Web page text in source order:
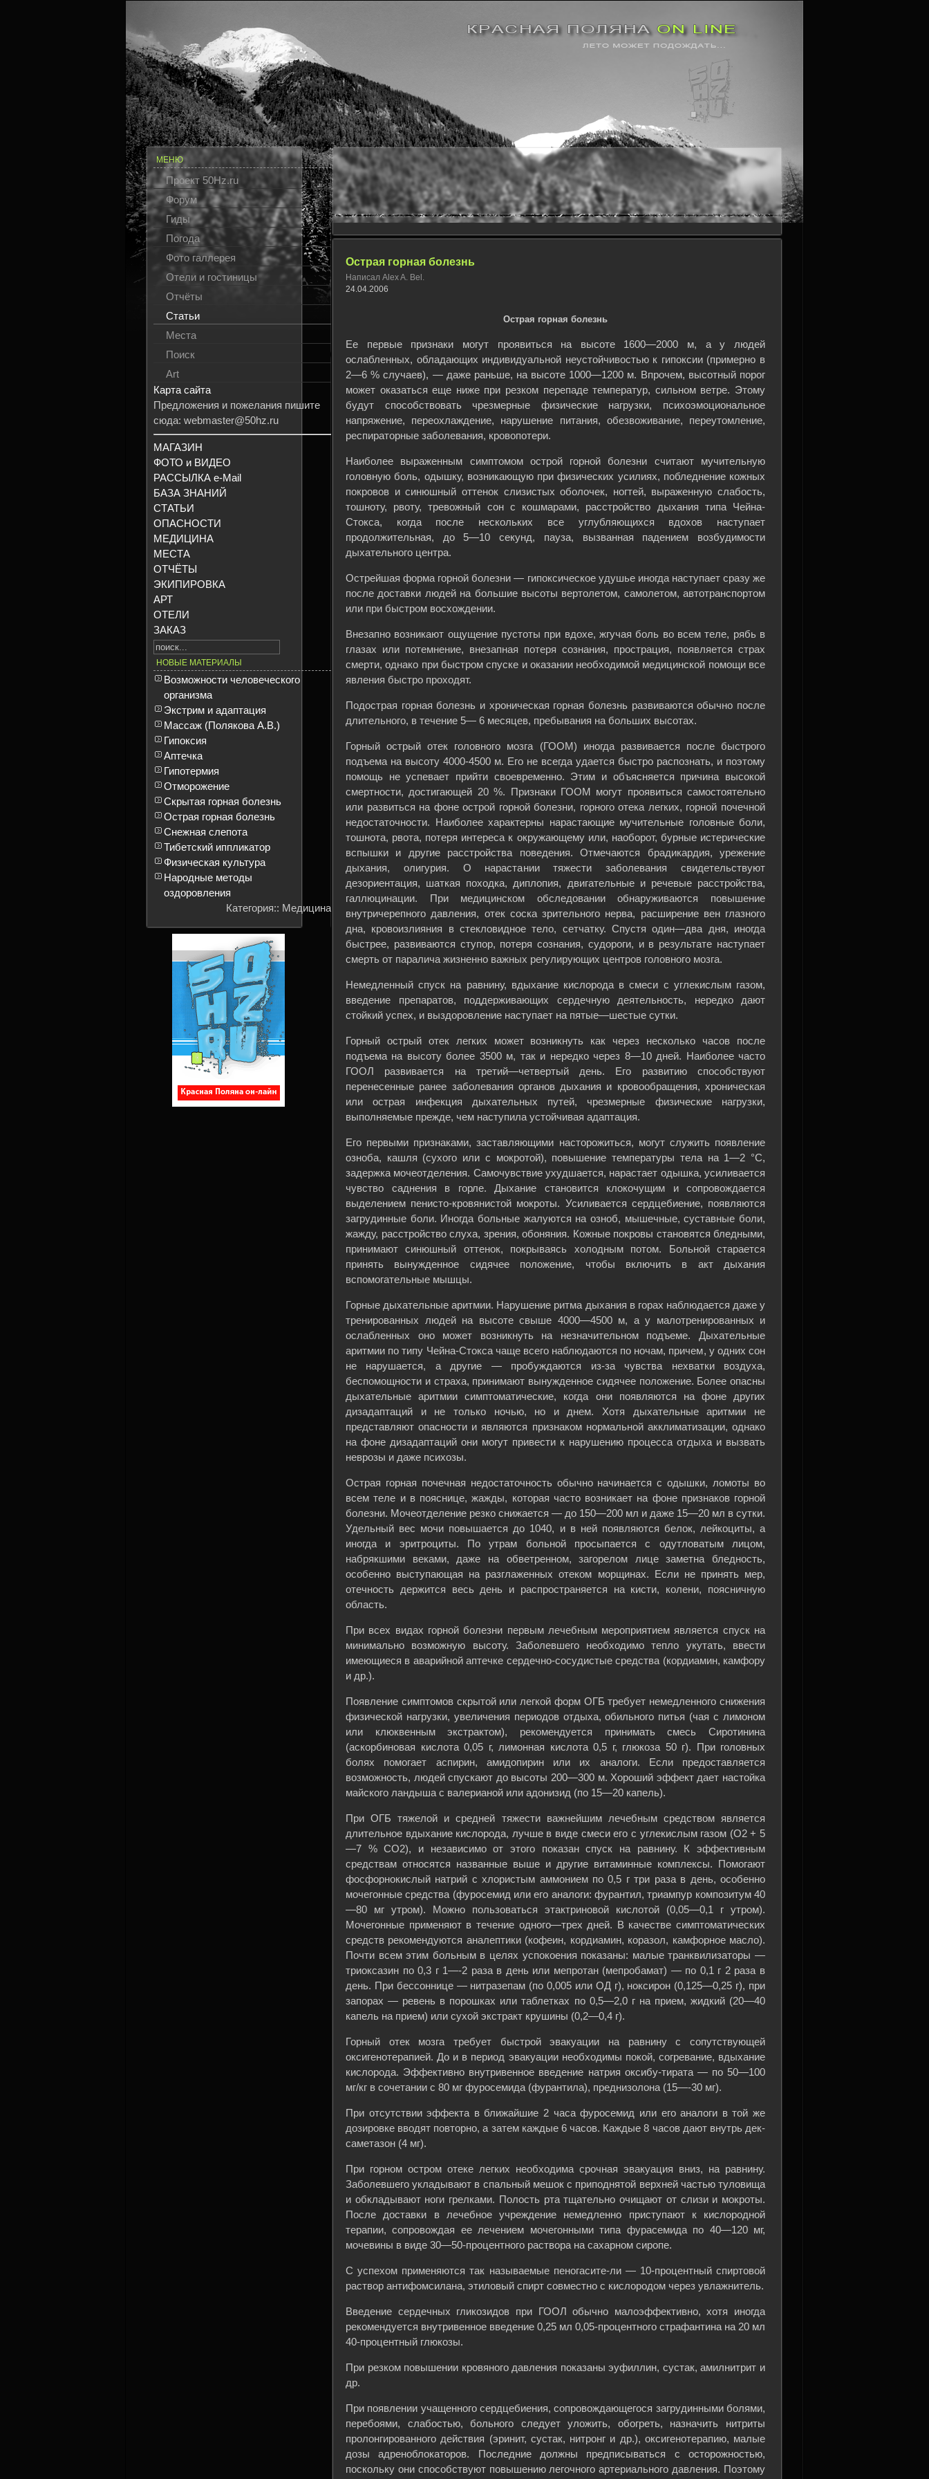
МЕНЮ
Проект 50Hz.ru
Форум
Гиды
Погода
Фото галлерея
Отели и гостиницы
Отчёты
Статьи
Места
Поиск
Art
Карта сайта
Предложения и пожелания пишите
сюда: webmaster@50hz.ru
МАГАЗИН
ФОТО и ВИДЕО
РАССЫЛКА e-Mail
БАЗА ЗНАНИЙ
СТАТЬИ
ОПАСНОСТИ
МЕДИЦИНА
МЕСТА
ОТЧЁТЫ
ЭКИПИРОВКА
АРТ
ОТЕЛИ
ЗАКАЗ
НОВЫЕ МАТЕРИАЛЫ
Возможности человеческого
организма
Экстрим и адаптация
Массаж (Полякова А.В.)
Гипоксия
Аптечка
Гипотермия
Отморожение
Скрытая горная болезнь
Острая горная болезнь
Снежная слепота
Тибетский иппликатор
Физическая культура
Народные методы
оздоровления
Категория:: Медицина
Острая горная болезнь
Написал Alex A. Bel.
24.04.2006
Острая горная болезнь
Ее первые признаки могут проявиться на высоте 1600—2000 м, а у людей
ослабленных, обладающих индивидуальной неустойчивостью к гипоксии (примерно в
2—6 % случаев), — даже раньше, на высоте 1000—1200 м. Впрочем, высотный порог
может оказаться еще ниже при резком перепаде температур, сильном ветре. Этому
будут способствовать чрезмерные физические нагрузки, психоэмоциональное
напряжение, переохлаждение, нарушение питания, обезвоживание, переутомление,
респираторные заболевания, кровопотери.
Наиболее выраженным симптомом острой горной болезни считают мучительную
головную боль, одышку, возникающую при физических усилиях, побледнение кожных
покровов и синюшный оттенок слизистых оболочек, ногтей, выраженную слабость,
тошноту, рвоту, тревожный сон с кошмарами, расстройство дыхания типа Чейна-
Стокса, когда после нескольких все углубляющихся вдохов наступает
продолжительная, до 5—10 секунд, пауза, вызванная падением возбудимости
дыхательного центра.
Острейшая форма горной болезни — гипоксическое удушье иногда наступает сразу же
после доставки людей на большие высоты вертолетом, самолетом, автотранспортом
или при быстром восхождении.
Внезапно возникают ощущение пустоты при вдохе, жгучая боль во всем теле, рябь в
глазах или потемнение, внезапная потеря сознания, прострация, появляется страх
смерти, однако при быстром спуске и оказании необходимой медицинской помощи все
явления быстро проходят.
Подострая горная болезнь и хроническая горная болезнь развиваются обычно после
длительного, в течение 5— 6 месяцев, пребывания на больших высотах.
Горный острый отек головного мозга (ГООМ) иногда развивается после быстрого
подъема на высоту 4000-4500 м. Его не всегда удается быстро распознать, и поэтому
помощь не успевает прийти своевременно. Этим и объясняется причина высокой
смертности, достигающей 20 %. Признаки ГООМ могут проявиться самостоятельно
или развиться на фоне острой горной болезни, горного отека легких, горной почечной
недостаточности. Наиболее характерны нарастающие мучительные головные боли,
тошнота, рвота, потеря интереса к окружающему или, наоборот, бурные истерические
вспышки и другие расстройства поведения. Отмечаются брадикардия, урежение
дыхания, олигурия. О нарастании тяжести заболевания свидетельствуют
дезориентация, шаткая походка, диплопия, двигательные и речевые расстройства,
галлюцинации. При медицинском обследовании обнаруживаются повышение
внутричерепного давления, отек соска зрительного нерва, расширение вен глазного
дна, кровоизлияния в стекловидное тело, сетчатку. Спустя один—два дня, иногда
быстрее, развиваются ступор, потеря сознания, судороги, и в результате наступает
смерть от паралича жизненно важных регулирующих центров головного мозга.
Немедленный спуск на равнину, вдыхание кислорода в смеси с углекислым газом,
введение препаратов, поддерживающих сердечную деятельность, нередко дают
стойкий успех, и выздоровление наступает на пятые—шестые сутки.
Горный острый отек легких может возникнуть как через несколько часов после
подъема на высоту более 3500 м, так и нередко через 8—10 дней. Наиболее часто
ГООЛ развивается на третий—четвертый день. Его развитию способствуют
перенесенные ранее заболевания органов дыхания и кровообращения, хроническая
или острая инфекция дыхательных путей, чрезмерные физические нагрузки,
выполняемые прежде, чем наступила устойчивая адаптация.
Его первыми признаками, заставляющими насторожиться, могут служить появление
озноба, кашля (сухого или с мокротой), повышение температуры тела на 1—2 °С,
задержка мочеотделения. Самочувствие ухудшается, нарастает одышка, усиливается
чувство саднения в горле. Дыхание становится клокочущим и сопровождается
выделением пенисто-кровянистой мокроты. Усиливается сердцебиение, появляются
загрудинные боли. Иногда больные жалуются на озноб, мышечные, суставные боли,
жажду, расстройство слуха, зрения, обоняния. Кожные покровы становятся бледными,
принимают синюшный оттенок, покрываясь холодным потом. Больной старается
принять вынужденное сидячее положение, чтобы включить в акт дыхания
вспомогательные мышцы.
Горные дыхательные аритмии. Нарушение ритма дыхания в горах наблюдается даже у
тренированных людей на высоте свыше 4000—4500 м, а у малотренированных и
ослабленных оно может возникнуть на незначительном подъеме. Дыхательные
аритмии по типу Чейна-Стокса чаще всего наблюдаются по ночам, причем, у одних сон
не нарушается, а другие — пробуждаются из-за чувства нехватки воздуха,
беспомощности и страха, принимают вынужденное сидячее положение. Более опасны
дыхательные аритмии симптоматические, когда они появляются на фоне других
дизадаптаций и не только ночью, но и днем. Хотя дыхательные аритмии не
представляют опасности и являются признаком нормальной акклиматизации, однако
на фоне дизадаптаций они могут привести к нарушению процесса отдыха и вызвать
неврозы и даже психозы.
Острая горная почечная недостаточность обычно начинается с одышки, ломоты во
всем теле и в пояснице, жажды, которая часто возникает на фоне признаков горной
болезни. Мочеотделение резко снижается — до 150—200 мл и даже 15—20 мл в сутки.
Удельный вес мочи повышается до 1040, и в ней появляются белок, лейкоциты, а
иногда и эритроциты. По утрам больной просыпается с одутловатым лицом,
набрякшими веками, даже на обветренном, загорелом лице заметна бледность,
особенно выступающая на разглаженных отеком морщинах. Если не принять мер,
отечность держится весь день и распространяется на кисти, колени, поясничную
область.
При всех видах горной болезни первым лечебным мероприятием является спуск на
минимально возможную высоту. Заболевшего необходимо тепло укутать, ввести
имеющиеся в аварийной аптечке сердечно-сосудистые средства (кордиамин, камфору
и др.).
Появление симптомов скрытой или легкой форм ОГБ требует немедленного снижения
физической нагрузки, увеличения периодов отдыха, обильного питья (чая с лимоном
или клюквенным экстрактом), рекомендуется принимать смесь Сиротинина
(аскорбиновая кислота 0,05 г, лимонная кислота 0,5 г, глюкоза 50 г). При головных
болях помогает аспирин, амидопирин или их аналоги. Если предоставляется
возможность, людей спускают до высоты 200—300 м. Хороший эффект дает настойка
майского ландыша с валерианой или адонизид (по 15—20 капель).
При ОГБ тяжелой и средней тяжести важнейшим лечебным средством является
длительное вдыхание кислорода, лучше в виде смеси его с углекислым газом (О2 + 5
—7 % СО2), и независимо от этого показан спуск на равнину. К эффективным
средствам относятся названные выше и другие витаминные комплексы. Помогают
фосфорнокислый натрий с хлористым аммонием по 0,5 г три раза в день, особенно
мочегонные средства (фуросемид или его аналоги: фурантил, триампур композитум 40
—80 мг утром). Можно пользоваться этактриновой кислотой (0,05—0,1 г утром).
Мочегонные применяют в течение одного—трех дней. В качестве симптоматических
средств рекомендуются аналептики (кофеин, кордиамин, коразол, камфорное масло).
Почти всем этим больным в целях успокоения показаны: малые транквилизаторы —
триоксазин по 0,3 г 1—-2 раза в день или мепротан (мепробамат) — по 0,1 г 2 раза в
день. При бессоннице — нитразепам (по 0,005 или ОД г), ноксирон (0,125—0,25 г), при
запорах — ревень в порошках или таблетках по 0,5—2,0 г на прием, жидкий (20—40
капель на прием) или сухой экстракт крушины (0,2—0,4 г).
Горный отек мозга требует быстрой эвакуации на равнину с сопутствующей
оксигенотерапией. До и в период эвакуации необходимы покой, согревание, вдыхание
кислорода. Эффективно внутривенное введение натрия оксибу-тирата — по 50—100
мг/кг в сочетании с 80 мг фуросемида (фурантила), преднизолона (15—-30 мг).
При отсутствии эффекта в ближайшие 2 часа фуросемид или его аналоги в той же
дозировке вводят повторно, а затем каждые 6 часов. Каждые 8 часов дают внутрь дек-
саметазон (4 мг).
При горном остром отеке легких необходима срочная эвакуация вниз, на равнину.
Заболевшего укладывают в спальный мешок с приподнятой верхней частью туловища
и обкладывают ноги грелками. Полость рта тщательно очищают от слизи и мокроты.
После доставки в лечебное учреждение немедленно приступают к кислородной
терапии, сопровождая ее лечением мочегонными типа фурасемида по 40—120 мг,
мочевины в виде 30—50-процентного раствора на сахарном сиропе.
С успехом применяются так называемые пеногасите-ли — 10-процентный спиртовой
раствор антифомсилана, этиловый спирт совместно с кислородом через увлажнитель.
Введение сердечных гликозидов при ГООЛ обычно малоэффективно, хотя иногда
рекомендуется внутривенное введение 0,25 мл 0,05-процентного страфантина на 20 мл
40-процентный глюкозы.
При резком повышении кровяного давления показаны эуфиллин, сустак, амилнитрит и
др.
При появлении учащенного сердцебиения, сопровождающегося загрудинными болями,
перебоями, слабостью, больного следует уложить, обогреть, назначить нитриты
пролонгированного действия (эринит, сустак, нитронг и др.), оксигенотерапию, малые
дозы адреноблокаторов. Последние должны предписываться с осторожностью,
поскольку они способствуют повышению легочного артериального давления. Поэтому